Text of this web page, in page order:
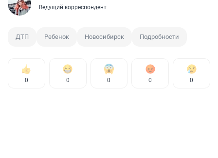
Ведущий корреспондент
ДТП Ребенок Новосибирск Подробности
0 0 0 0 0